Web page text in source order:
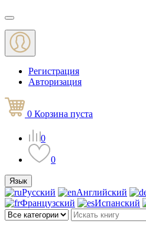
Меню
Регистрация
Авторизация
0 Корзина пуста
0
0
Язык
Русский Английский
Французский
Испанский